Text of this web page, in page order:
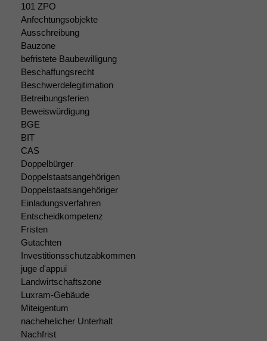
101 ZPO
Anfechtungsobjekte
Ausschreibung
Bauzone
befristete Baubewilligung
Beschaffungsrecht
Beschwerdelegitimation
Betreibungsferien
Beweiswürdigung
BGE
BIT
CAS
Doppelbürger
Doppelstaatsangehörigen
Doppelstaatsangehöriger
Einladungsverfahren
Entscheidkompetenz
Fristen
Gutachten
Investitionsschutzabkommen
juge d'appui
Landwirtschaftszone
Luxram-Gebäude
Miteigentum
nachehelicher Unterhalt
Nachfrist